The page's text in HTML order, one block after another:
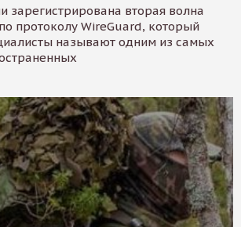
зарегистрирована вторая волна
протоколу WireGuard, который
называют одним из самых